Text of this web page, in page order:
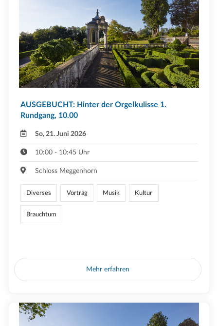
AUSGEBUCHT: Hinter der Orgelkulisse 1.
Rundgang, 10.00
So, 21. Juni 2026
10:00 - 10:45 Uhr
Schloss Meggenhorn
Diverses Vortrag Musik Kultur
Brauchtum
Mehr erfahren